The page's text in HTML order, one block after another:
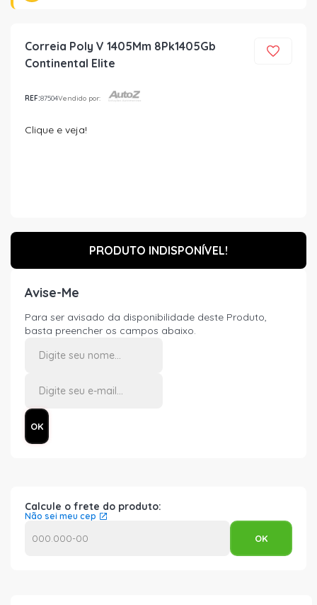
Correia Poly V 1405Mm 8Pk1405Gb
Continental Elite
REF:87504Vendido por:
Clique e veja!
PRODUTO INDISPONÍVEL!
Avise-Me
Para ser avisado da disponibilidade deste Produto,
basta preencher os campos abaixo.
Calcule o frete do produto:
Não sei meu cep